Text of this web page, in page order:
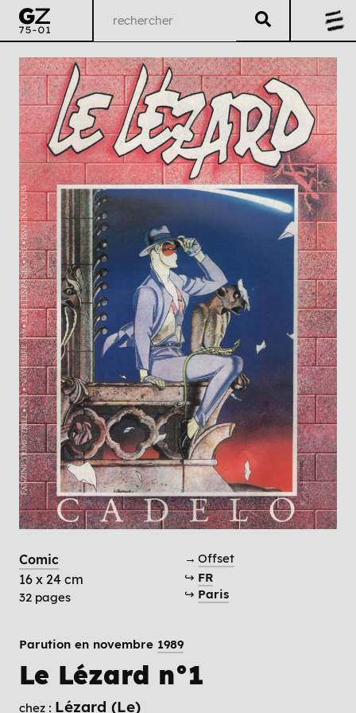
Comic
16 x 24 cm
32 pages
→ Offset
↪ FR
↪ Paris
Parution en novembre 1989
Le Lézard n°1
chez : Lézard (Le)